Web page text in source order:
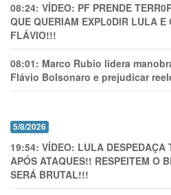
08:24: VÍDEO: PF PRENDE
QUE QUERIAM EXPL0DlR LULA
FLÁVIO!!!
08:01: Marco Rubio lidera
Flávio Bolsonaro e prejudicar
5/8/2026
19:54: VÍDEO: LULA DESPEDAÇA
APÓS ATAQUES!! RESPEITEM O
SERÁ BRUTAL!!!